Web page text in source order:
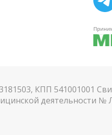
КПП 541001001
деятельности №